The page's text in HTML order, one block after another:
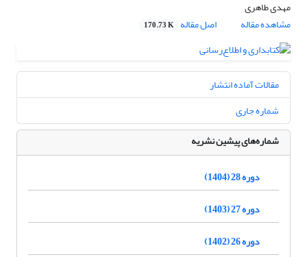
مهدی طاهری
مشاهده مقاله
اصل مقاله 170.73 K
مقالات آماده انتشار
شماره جاری
شماره‌های پیشین نشریه
دوره 28 (1404)
دوره 27 (1403)
دوره 26 (1402)